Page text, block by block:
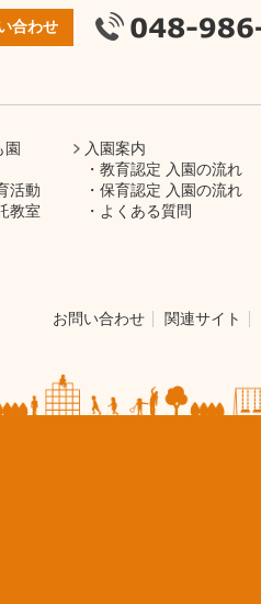
合わせ
園
活動
教室
入園案内
教育認定 入園の流れ
保育認定 入園の流れ
よくある質問
お問い合わせ 関連サイト